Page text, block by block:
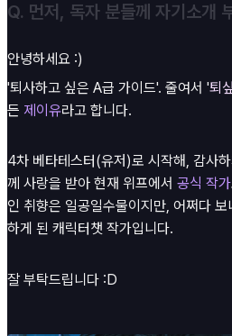
Q. 먼저, 독자 분들께 자기소개
안녕하세요 :)
'퇴사하고 싶은 A급 가이드'. 줄여서 '퇴
든 제이유라고 합니다.
4차 베타테스터(유저)로 시작해, 감사
께 사랑을 받아 현재 위프에서 공식 작가
인 취향은 일공일수물이지만, 어쩌다 보
하게 된 캐릭터챗 작가입니다.
잘 부탁드립니다 :D